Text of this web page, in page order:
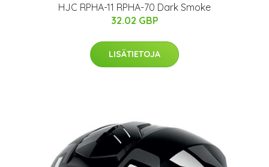
HJC RPHA-11 RPHA-70 Dark Smoke
32.02 GBP
LISÄTIETOJA